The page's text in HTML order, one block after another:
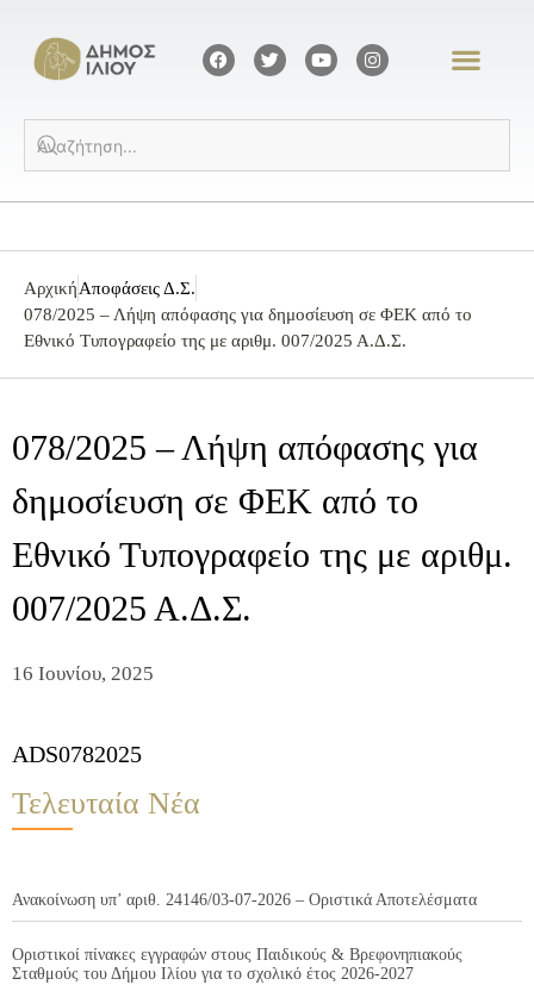
ΑρχικήΑποφάσεις Δ.Σ.
078/2025 – Λήψη απόφασης για δημοσίευση σε ΦΕΚ από το
Εθνικό Τυπογραφείο της με αριθμ. 007/2025 Α.Δ.Σ.
078/2025 – Λήψη απόφασης για
δημοσίευση σε ΦΕΚ από το
Εθνικό Τυπογραφείο της με αριθμ.
007/2025 Α.Δ.Σ.
16 Ιουνίου, 2025
ADS0782025
Τελευταία Νέα
Ανακοίνωση υπ’ αριθ. 24146/03-07-2026 – Οριστικά Αποτελέσματα
Οριστικοί πίνακες εγγραφών στους Παιδικούς & Βρεφονηπιακούς
Σταθμούς του Δήμου Ιλίου για το σχολικό έτος 2026-2027